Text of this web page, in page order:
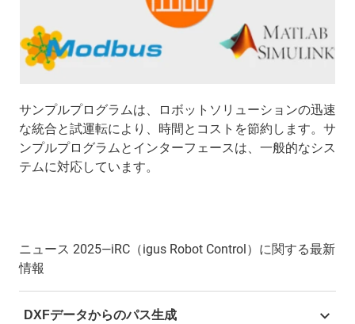
サンプルプログラムは、ロボットソリューションの迅速
な統合と試運転により、時間とコストを節約します。サ
ンプルプログラムとインターフェースは、一般的なシス
テムに対応しています。
ニュース 2025―iRC（igus Robot Control）に関する最新
情報
DXFデータからのパス生成